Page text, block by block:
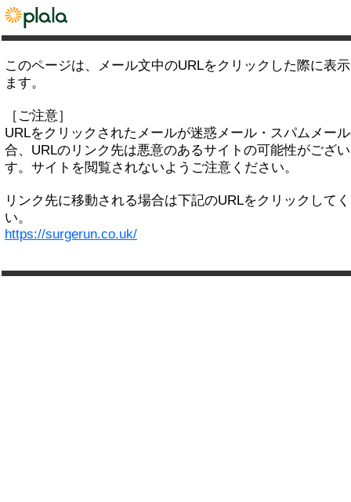
このページは、メール文中のURLをクリックした際に表
ます。
［ご注意］
URLをクリックされたメールが迷惑メール・スパムメー
合、URLのリンク先は悪意のあるサイトの可能性がござ
す。サイトを閲覧されないようご注意ください。
リンク先に移動される場合は下記のURLをクリックして
い。
https://surgerun.co.uk/